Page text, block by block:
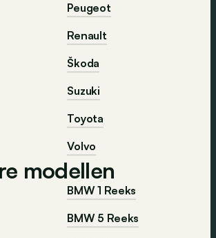
Peugeot
Renault
Škoda
Suzuki
Toyota
Volvo
modellen
BMW 1 Reeks
BMW 5 Reeks